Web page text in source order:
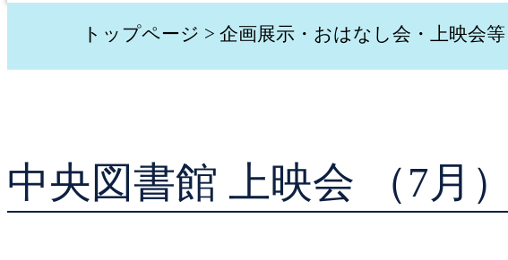
蔵書検索・予約
貸出ランキング
図書館
学校
トップページ > 企画展示・おはなし会・上映会等
中央図書館 上映会 （7月）